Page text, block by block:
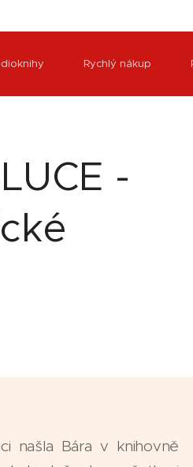
Rychlý nákup
-
našla Bára v knihovně